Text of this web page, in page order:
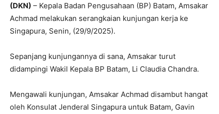
(DKN) – Kepala Badan Pengusahaan (BP) Batam, Amsakar
Achmad melakukan serangkaian kunjungan kerja ke
Singapura, Senin, (29/9/2025).
Sepanjang kunjungannya di sana, Amsakar turut
didampingi Wakil Kepala BP Batam, Li Claudia Chandra.
Mengawali kunjungan, Amsakar Achmad disambut hangat
oleh Konsulat Jenderal Singapura untuk Batam, Gavin